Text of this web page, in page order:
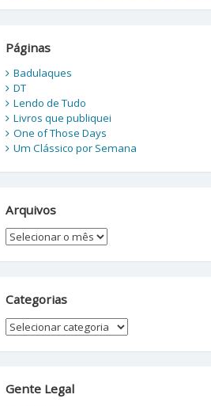
Páginas
Badulaques
DT
Lendo de Tudo
Livros que publiquei
One of Those Days
Um Clássico por Semana
Arquivos
Arquivos
Categorias
Categorias
Gente Legal